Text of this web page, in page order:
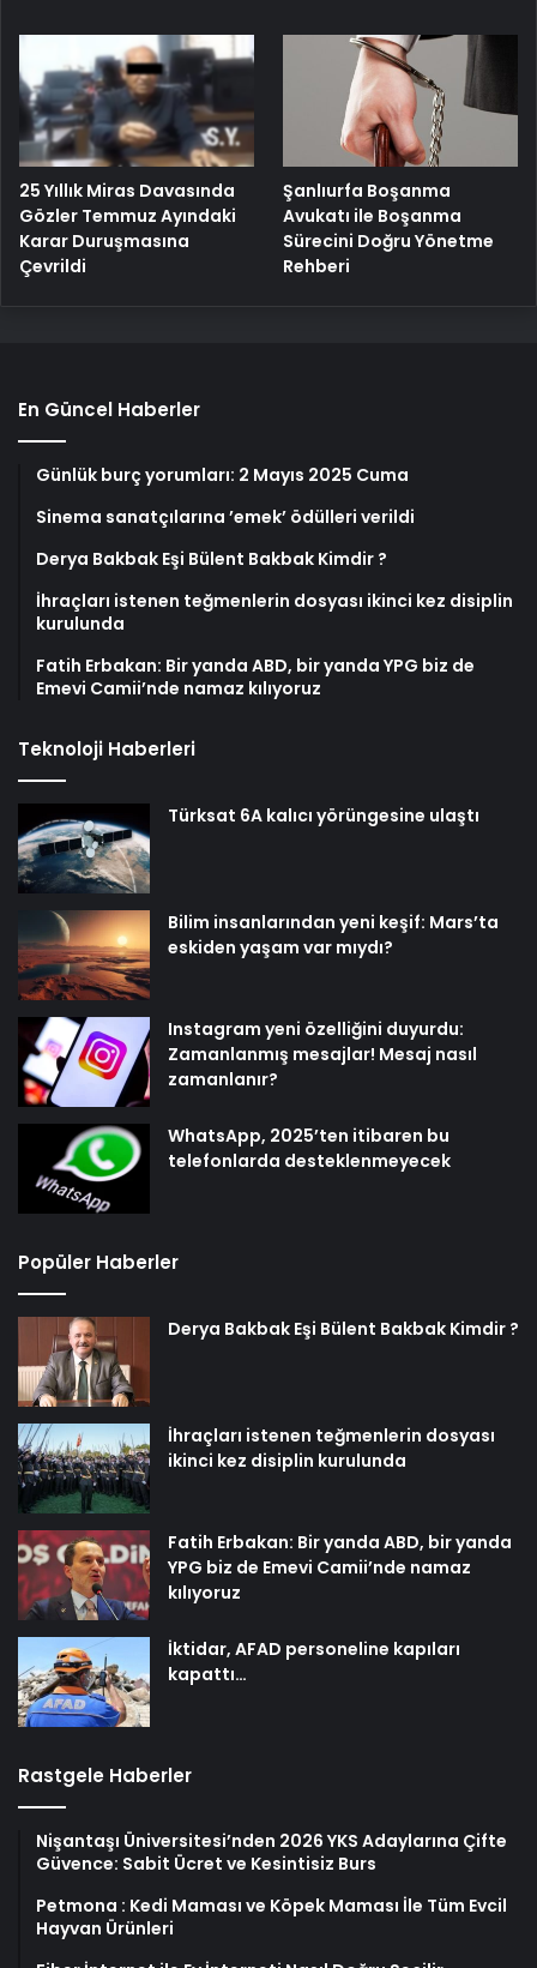
25 Yıllık Miras Davasında
Gözler Temmuz Ayındaki
Karar Duruşmasına
Çevrildi
Şanlıurfa Boşanma
Avukatı ile Boşanma
Sürecini Doğru Yönetme
Rehberi
En Güncel Haberler
Günlük burç yorumları: 2 Mayıs 2025 Cuma
Sinema sanatçılarına ’emek’ ödülleri verildi
Derya Bakbak Eşi Bülent Bakbak Kimdir ?
İhraçları istenen teğmenlerin dosyası ikinci kez disiplin
kurulunda
Fatih Erbakan: Bir yanda ABD, bir yanda YPG biz de
Emevi Camii’nde namaz kılıyoruz
Teknoloji Haberleri
Türksat 6A kalıcı yörüngesine ulaştı
Bilim insanlarından yeni keşif: Mars’ta
eskiden yaşam var mıydı?
Instagram yeni özelliğini duyurdu:
Zamanlanmış mesajlar! Mesaj nasıl
zamanlanır?
WhatsApp, 2025’ten itibaren bu
telefonlarda desteklenmeyecek
Popüler Haberler
Derya Bakbak Eşi Bülent Bakbak Kimdir ?
İhraçları istenen teğmenlerin dosyası
ikinci kez disiplin kurulunda
Fatih Erbakan: Bir yanda ABD, bir yanda
YPG biz de Emevi Camii’nde namaz
kılıyoruz
İktidar, AFAD personeline kapıları
kapattı…
Rastgele Haberler
Nişantaşı Üniversitesi’nden 2026 YKS Adaylarına Çifte
Güvence: Sabit Ücret ve Kesintisiz Burs
Petmona : Kedi Maması ve Köpek Maması İle Tüm Evcil
Hayvan Ürünleri